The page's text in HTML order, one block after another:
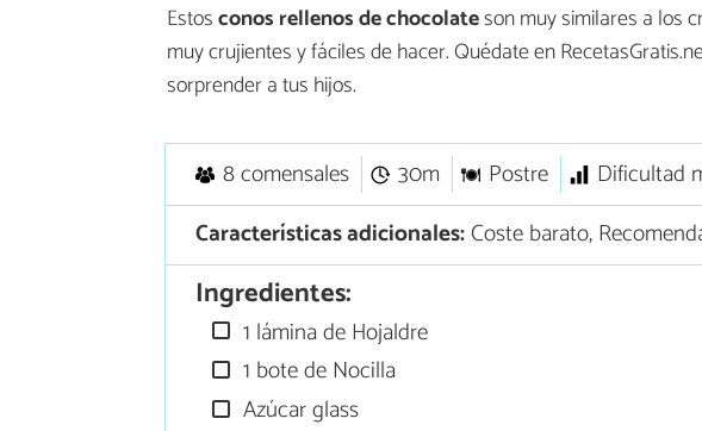
Estosconos rellenos de chocolateson muy similares a los
muy crujientes y fáciles de hacer. Quédate en
sorprender a tus hijos.
8 comensales 30m Postre
Dificultad
Características adicionales:Coste barato,
Ingredientes:
1 lámina de Hojaldre
1 bote de Nocilla
Azúcar glass